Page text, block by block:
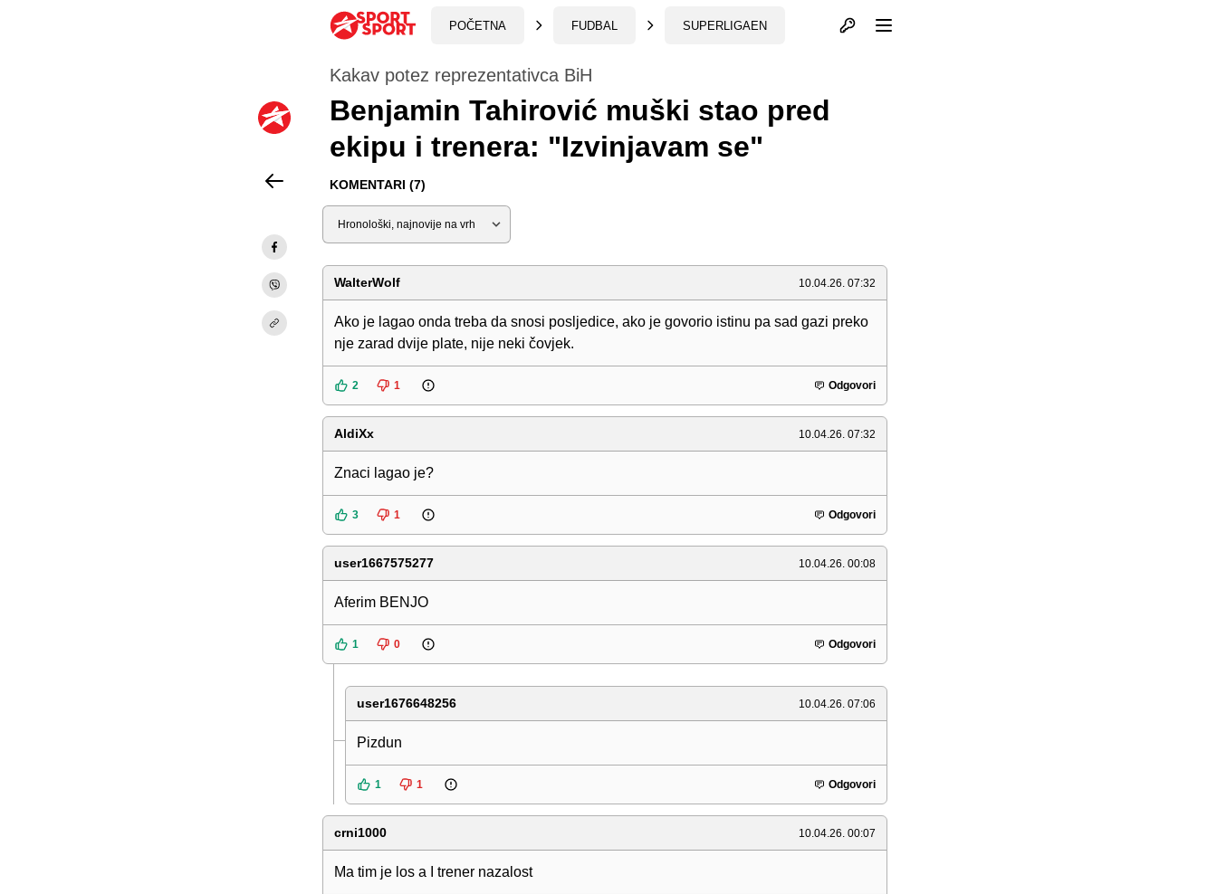
POČETNA FUDBAL SUPERLIGAEN Otvori profil
Kakav potez reprezentativca BiH
Benjamin Tahirović muški stao pred
ekipu i trenera: "Izvinjavam se"
KOMENTARI (7)
Sortiraj
WalterWolf 10.04.26. 07:32
Ako je lagao onda treba da snosi posljedice, ako je govorio istinu pa sad gazi preko
nje zarad dvije plate, nije neki čovjek.
2 1 Odgovori
AldiXx 10.04.26. 07:32
Znaci lagao je?
3 1 Odgovori
user1667575277 10.04.26. 00:08
Aferim BENJO
1 0 Odgovori
user1676648256 10.04.26. 07:06
Pizdun
1 1 Odgovori
crni1000 10.04.26. 00:07
Ma tim je los a I trener nazalost